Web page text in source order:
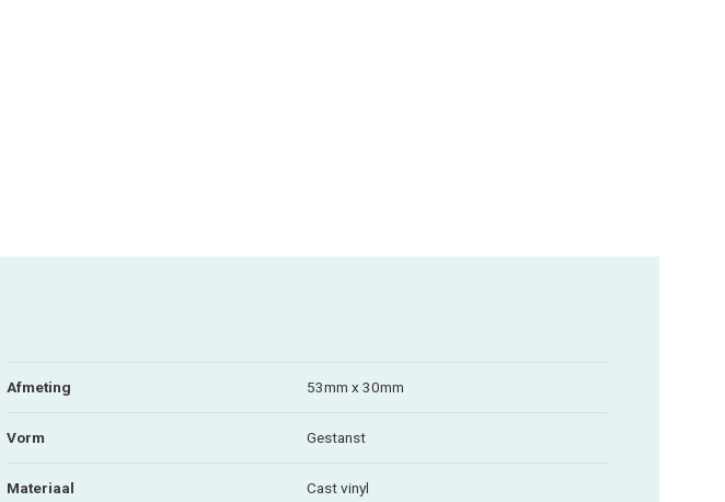
Afmeting 53mm x 30mm
Vorm Gestanst
Materiaal Cast vinyl